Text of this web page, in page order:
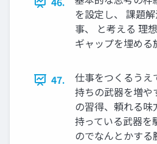
を設定し、 課題
事、 と考える 理
ギャップを埋める
47.
仕事をつくるうえ
持ちの武器を増や
の習得、頼れる
持っている武器を
のでなんとかする